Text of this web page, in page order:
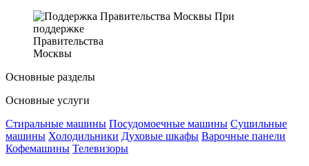
При
поддержке
Правительства
Москвы
Основные разделы
Основные услуги
Стиральные машины Посудомоечные машины Сушильные
машины Холодильники Духовые шкафы Варочные панели
Кофемашины Телевизоры